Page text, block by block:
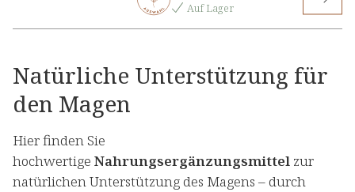
Auf Lager
Natürliche Unterstützung für
den Magen
Hier finden Sie
hochwertige Nahrungsergänzungsmittel zur
natürlichen Unterstützung des Magens – durch